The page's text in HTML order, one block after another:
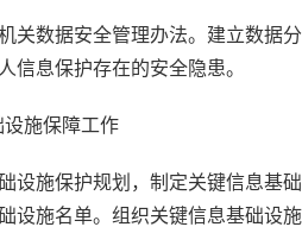
关数据安全管理办法。建立数据
信息保护存在的安全隐患。
施保障工作
设施保护规划，制定关键信息基
设施名单。组织关键信息基础设